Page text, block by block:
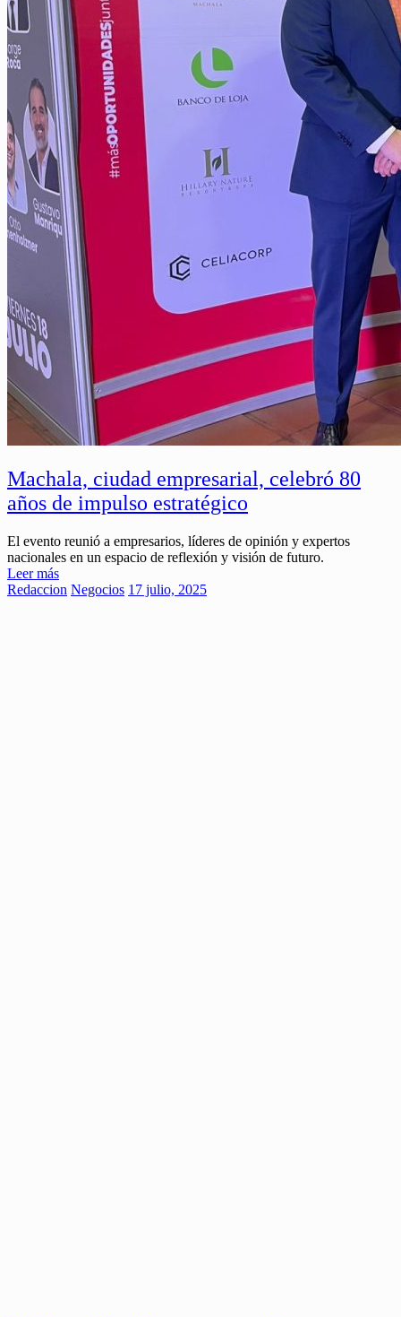
Machala, ciudad empresarial, celebró 80
años de impulso estratégico
El evento reunió a empresarios, líderes de opinión y expertos
nacionales en un espacio de reflexión y visión de futuro.
Leer más
Redaccion Negocios 17 julio, 2025